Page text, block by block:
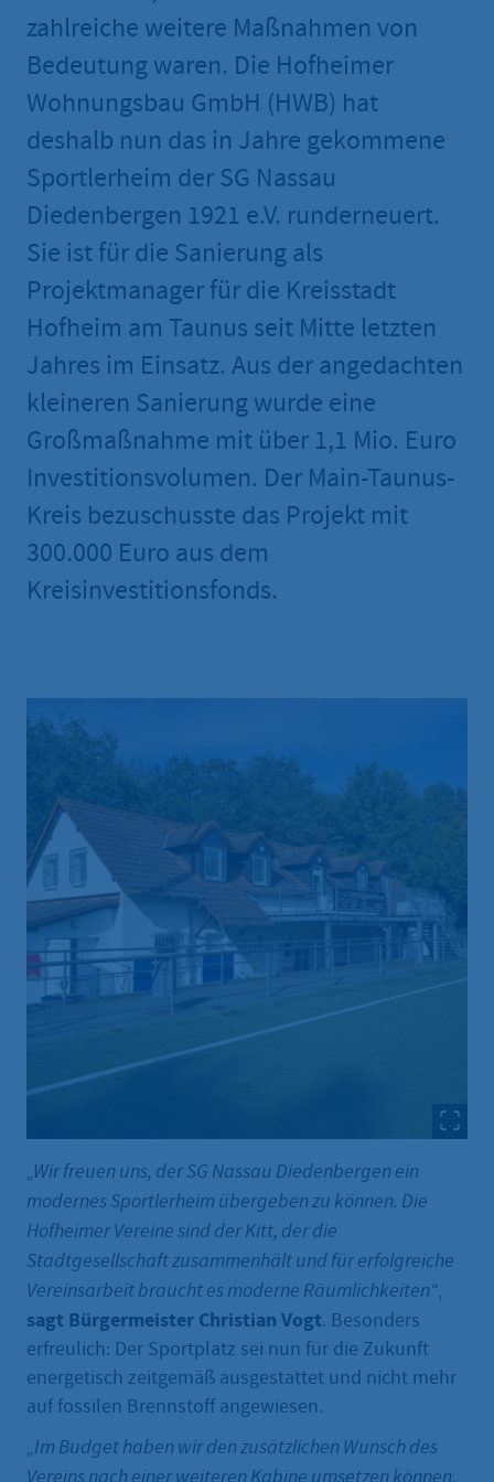
zahlreiche weitere Maßnahmen von
Bedeutung waren. Die Hofheimer
Wohnungsbau GmbH (HWB) hat
deshalb nun das in Jahre gekommene
Sportlerheim der SG Nassau
Diedenbergen 1921 e.V. runderneuert.
Sie ist für die Sanierung als
Projektmanager für die Kreisstadt
Hofheim am Taunus seit Mitte letzten
Jahres im Einsatz. Aus der angedachten
kleineren Sanierung wurde eine
Großmaßnahme mit über 1,1 Mio. Euro
Investitionsvolumen. Der Main-Taunus-
Kreis bezuschusste das Projekt mit
300.000 Euro aus dem
Kreisinvestitionsfonds.
„Wir freuen uns, der SG Nassau Diedenbergen ein
modernes Sportlerheim übergeben zu können. Die
Hofheimer Vereine sind der Kitt, der die
Stadtgesellschaft zusammenhält und für erfolgreiche
Vereinsarbeit braucht es moderne Räumlichkeiten“,
sagt Bürgermeister Christian Vogt. Besonders
erfreulich: Der Sportplatz sei nun für die Zukunft
energetisch zeitgemäß ausgestattet und nicht mehr
auf fossilen Brennstoff angewiesen.
„Im Budget haben wir den zusätzlichen Wunsch des
Vereins nach einer weiteren Kabine umsetzen können.